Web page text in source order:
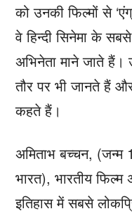
को उनकी फिल्मों से
वे हिन्दी सिनेमा के
अभिनेता माने जाते हैं।
तौर पर भी जानते हैं
कहते हैं।
अमिताभ बच्चन, (जन्म
भारत), भारतीय
इतिहास में सबसे